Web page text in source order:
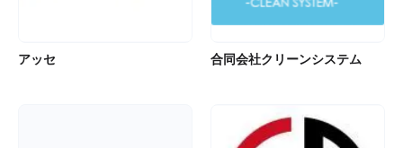
アッセ 合同会社クリーンシステム